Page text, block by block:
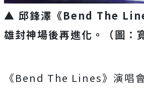
▲ 邱鋒澤《Bend The
雄封神場後再進化。（圖：
《Bend The Lines》演唱